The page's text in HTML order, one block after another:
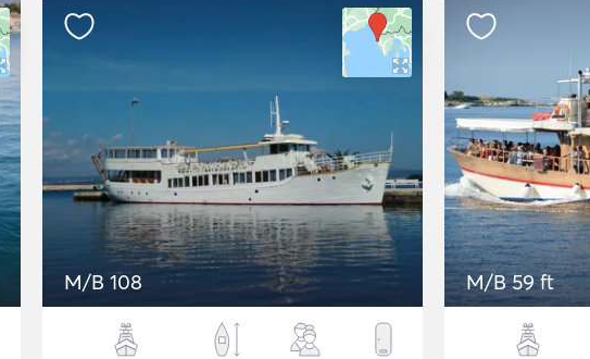
M/B 108 M/B 59 ft